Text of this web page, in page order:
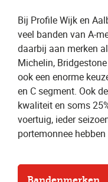
Bij Profile Wijk en
veel banden van A-
daarbij aan merken
Michelin,
ook een enorme
en C segment. Ook
kwaliteit en soms
voertuig, ieder
portemonnee